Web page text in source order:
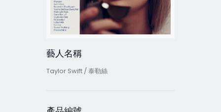
藝人名稱
Taylor Swift / 泰勒絲